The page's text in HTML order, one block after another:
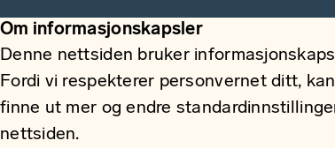
Om informasjonskapsler
Denne nettsiden bruker
Fordi vi respekterer personvernet ditt,
finne ut mer og endre
nettsiden.